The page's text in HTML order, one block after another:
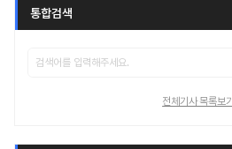
통합검색
전체기사 목록보기